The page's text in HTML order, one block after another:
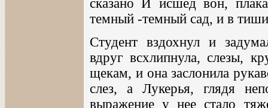
сказано И исшед вон,
темный -темный сад, и в
Студент вздохнул и
вдруг всхлипнула, слезы,
щекам, и она заслонила
слез, а Лукерья, глядя
выражение у нее стало